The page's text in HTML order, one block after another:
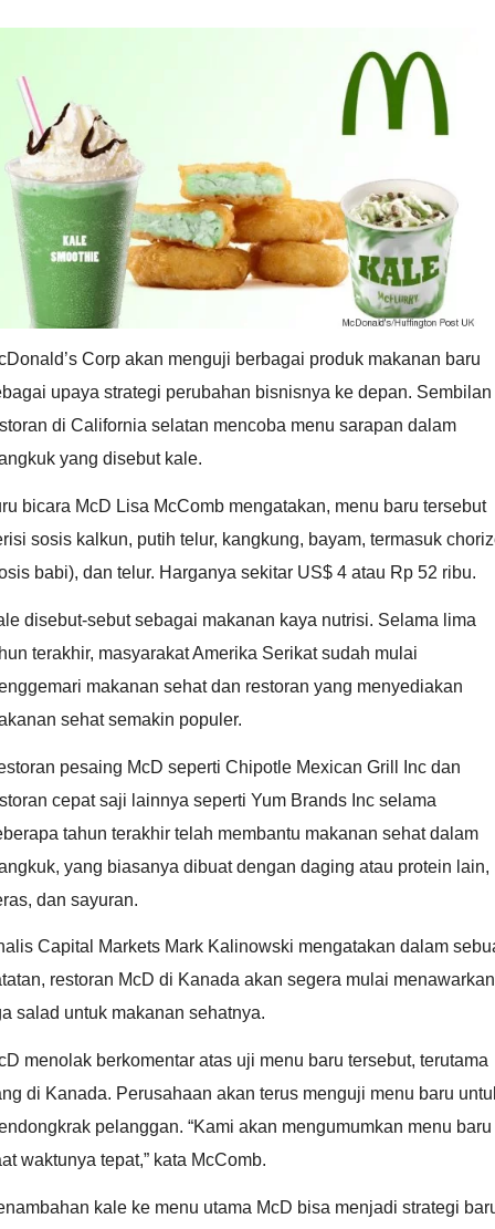
Corp akan menguji berbagai produk makanan baru
upaya strategi perubahan bisnisnya ke depan. Sembilan
di California selatan mencoba menu sarapan dalam
yang disebut kale.
bicara McD Lisa McComb mengatakan, menu baru tersebut
sosis kalkun, putih telur, kangkung, bayam, termasuk
babi), dan telur. Harganya sekitar US$ 4 atau Rp 52 ribu.
disebut-sebut sebagai makanan kaya nutrisi. Selama lima
terakhir, masyarakat Amerika Serikat sudah mulai
makanan sehat dan restoran yang menyediakan
sehat semakin populer.
pesaing McD seperti Chipotle Mexican Grill Inc dan
cepat saji lainnya seperti Yum Brands Inc selama
tahun terakhir telah membantu makanan sehat dalam
yang biasanya dibuat dengan daging atau protein lain,
dan sayuran.
Capital Markets Mark Kalinowski mengatakan dalam
restoran McD di Kanada akan segera mulai menawarkan
salad untuk makanan sehatnya.
menolak berkomentar atas uji menu baru tersebut, terutama
di Kanada. Perusahaan akan terus menguji menu baru
pelanggan. “Kami akan mengumumkan menu baru
waktunya tepat,” kata McComb.
kale ke menu utama McD bisa menjadi strategi